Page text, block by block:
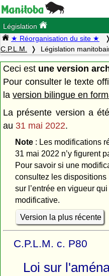
Législation
★ Réorganisation du site ★
C.P.L.M.
Législation
Ceci est une version
Pour consulter le texte
la version bilingue en
La présente version a
au 31 mai 2022.
Note: Les modifications
31 mai 2022 n’y figurent
Pour savoir si une
consultez les dispositions
sur l’entrée en vigueur
modificative.
Version la plus récente
C.P.L.M. c. P80
Loi sur